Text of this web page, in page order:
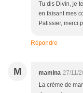
Tu dis Divin, je
en faisant mes
Patissier, merci
Répondre
M mamina 27/11/
La crème de